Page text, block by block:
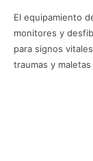
El equipamiento
monitores y
para signos
traumas y